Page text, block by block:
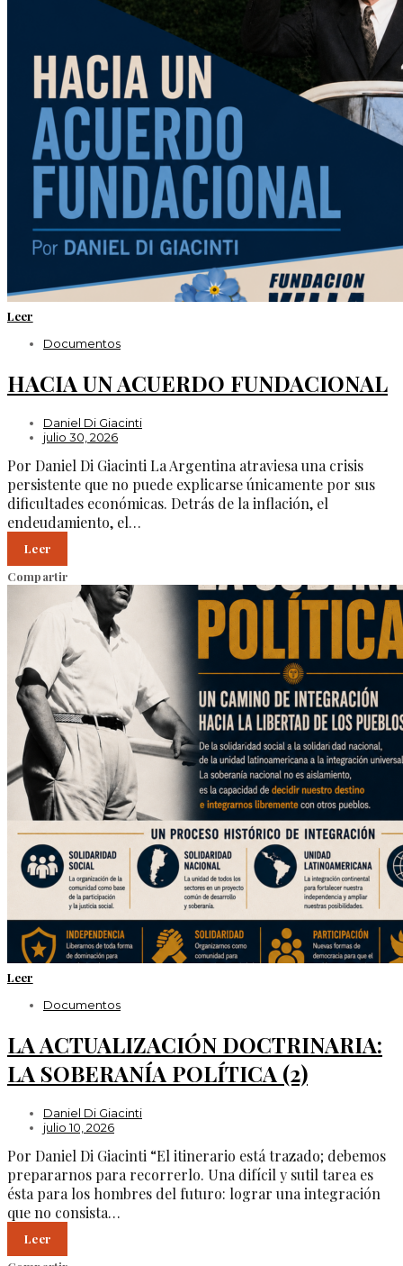
Leer
Documentos
HACIA UN ACUERDO FUNDACIONAL
Daniel Di Giacinti
julio 30, 2026
Por Daniel Di Giacinti La Argentina atraviesa una crisis
persistente que no puede explicarse únicamente por sus
dificultades económicas. Detrás de la inflación, el
endeudamiento, el…
Leer
Compartir
Leer
Documentos
LA ACTUALIZACIÓN DOCTRINARIA:
LA SOBERANÍA POLÍTICA (2)
Daniel Di Giacinti
julio 10, 2026
Por Daniel Di Giacinti “El itinerario está trazado; debemos
prepararnos para recorrerlo. Una difícil y sutil tarea es
ésta para los hombres del futuro: lograr una integración
que no consista…
Leer